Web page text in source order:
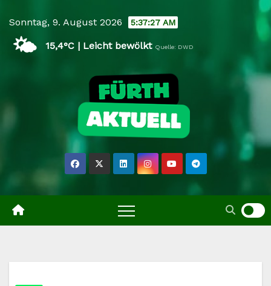
content
Sonntag, 9. August 2026 5:37:28 AM
🌤️ 15,4°C | Leicht bewölkt Quelle: DWD